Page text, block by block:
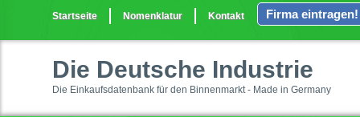
Startseite Nomenklatur Kontakt Firma eintragen!
Die Deutsche Industrie
Die Einkaufsdatenbank für den Binnenmarkt - Made in Germany